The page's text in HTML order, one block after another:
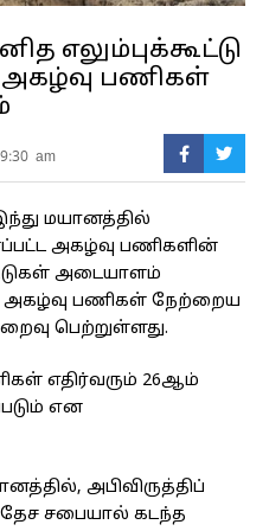
எலும்புக்கூட்டு
அகழ்வு பணிகள்
am
மயானத்தில்
அகழ்வு பணிகளின்
அடையாளம்
அகழ்வு பணிகள் நேற்றைய
பெற்றுள்ளது.
எதிர்வரும் 26ஆம்
என
அபிவிருத்திப்
சபையால் கடந்த